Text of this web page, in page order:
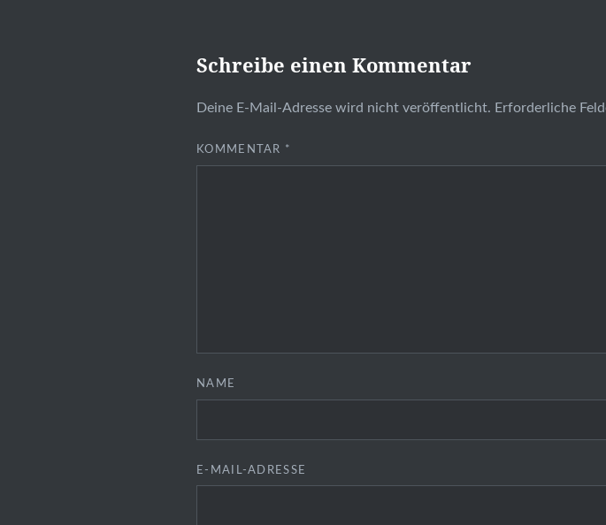
Schreibe einen Kommentar
Deine E-Mail-Adresse wird nicht veröffentlicht. Erforderliche
KOMMENTAR *
NAME
E-MAIL-ADRESSE